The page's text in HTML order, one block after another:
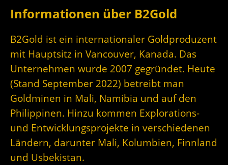
Informationen über B2Gold
B2Gold ist ein internationaler Goldproduzent
mit Hauptsitz in Vancouver, Kanada. Das
Unternehmen wurde 2007 gegründet. Heute
(Stand September 2022) betreibt man
Goldminen in Mali, Namibia und auf den
Philippinen. Hinzu kommen Explorations-
und Entwicklungsprojekte in verschiedenen
Ländern, darunter Mali, Kolumbien, Finnland
und Usbekistan.